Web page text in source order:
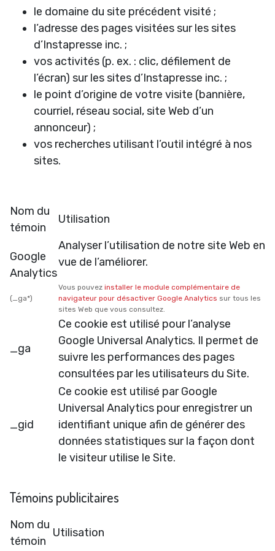
le domaine du site précédent visité ;
l’adresse des pages visitées sur les sites
d’Instapresse inc. ;
vos activités (p. ex. : clic, défilement de
l’écran) sur les sites d’Instapresse inc. ;
le point d’origine de votre visite (bannière,
courriel, réseau social, site Web d’un
annonceur) ;
vos recherches utilisant l’outil intégré à nos
sites.
Nom du
témoin
Utilisation
Google
Analytics
(_ga*)
Analyser l’utilisation de notre site Web en
vue de l’améliorer.
Vous pouvez installer le module complémentaire de
navigateur pour désactiver Google Analytics sur tous les
sites Web que vous consultez.
_ga
Ce cookie est utilisé pour l’analyse
Google Universal Analytics. Il permet de
suivre les performances des pages
consultées par les utilisateurs du Site.
_gid
Ce cookie est utilisé par Google
Universal Analytics pour enregistrer un
identifiant unique afin de générer des
données statistiques sur la façon dont
le visiteur utilise le Site.
Témoins publicitaires
Nom du
témoin
Utilisation